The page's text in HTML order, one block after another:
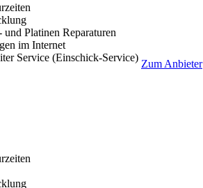
und Platinen Reparaturen
im Internet
Service (Einschick-Service)
Zum Anbieter